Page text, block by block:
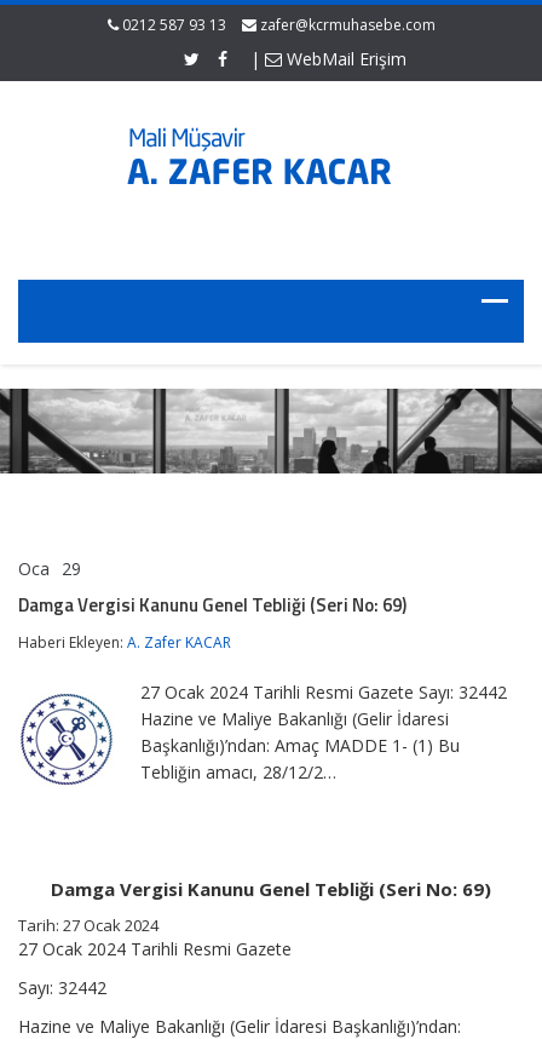
0212 587 93 13 zafer@kcrmuhasebe.com
| WebMail Erişim
Oca 29
Kanunu
Tebliği
için
Damga Vergisi Kanunu Genel Tebliği (Seri No: 69)
Haberi Ekleyen: A. Zafer KACAR
27 Ocak 2024 Tarihli Resmi Gazete Sayı: 32442
Hazine ve Maliye Bakanlığı (Gelir İdaresi
Başkanlığı)’ndan: Amaç MADDE 1- (1) Bu
Tebliğin amacı, 28/12/2…
Damga Vergisi Kanunu Genel Tebliği (Seri No: 69)
Tarih: 27 Ocak 2024
27 Ocak 2024 Tarihli Resmi Gazete
Sayı: 32442
Hazine ve Maliye Bakanlığı (Gelir İdaresi Başkanlığı)’ndan: